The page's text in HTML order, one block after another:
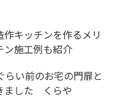
キッチンを作るメリ
ン施工例も紹介
らい前のお宅の門扉と
ました くらや